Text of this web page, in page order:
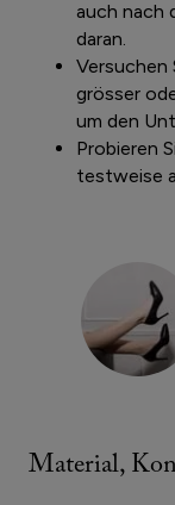
auch nach
daran.
Versuchen
grösser
um den
Probieren
testweise
Material,